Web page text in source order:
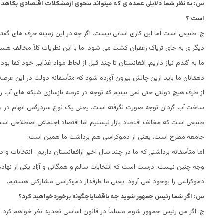
س: به نظر شما دلایلی عمده ی که میتواند بنحوی ازمشکلات اقتصادی
است ؟
ج: طبیعی است اما این کاری اسانی نیست. اگر چه در این زمینه حرف های
دیگر ی به جای تریاک زعفران کشت می شود. ما با این نظریات کلاً مخالف
ما به گندم نیاز داریم. افغانستان تا چند قبل از لحاظ مواد غذایی خود کفا بود.
دهقانان ما باید ازین چالش بیرون آورده شود که متأسفانه دولت در این
از طرف هیچ دولتی حتی نمی بینیم که توجه در عرصه بازسازی شبکه های
ساخت آب گردان توجه صورت نگرفته است. یعنی یک نوع سردرگمی ابهام
طبیعی است که مخالف اقتصاد بازار نیستیم اما اقتصاد اجتماعی اصطلاحی
جامعه مطرح است. یعنی از دموکراسی هم برداشت ما همین است.
اما متأسفانه برداشتی که ما در چند سال اخیر ازافغانستان داریم .
وجه چنین نیست. درست است که انتخابات سالم و همگانی و آزاد یکی از
دموکراسی را بوجود نمی آرود. یعنی ما طرفدار دموکراسی مشارکتی هستیم.
س: اگر شما رئیس جمهور شوید چه باقضایاچگونه برخوردخواهید کرد؟
ج: اگر من رئیس جمهور شوم مسلماً در قانون اساسی تجدید نظر خواهم کرد